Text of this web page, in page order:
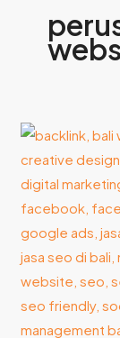
Jasa
Iklan
Facebook
Murah
dan
Strategi
Digital
yang
Tepat